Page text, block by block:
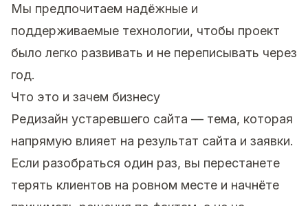
Мы предпочитаем надёжные и
поддерживаемые технологии, чтобы проект
было легко развивать и не переписывать через
год.
Что это и зачем бизнесу
Редизайн устаревшего сайта — тема, которая
напрямую влияет на результат сайта и заявки.
Если разобраться один раз, вы перестанете
терять клиентов на ровном месте и начнёте